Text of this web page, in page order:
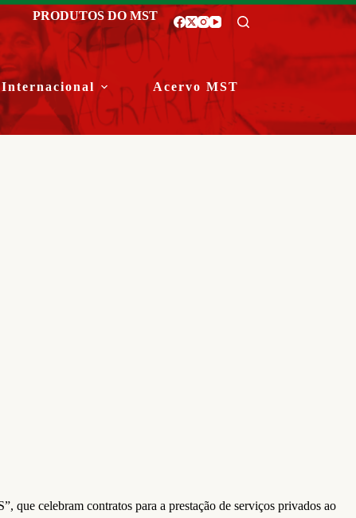
PRODUTOS DO MST
Internacional Acervo MST
que celebram contratos para a prestação de serviços privados ao